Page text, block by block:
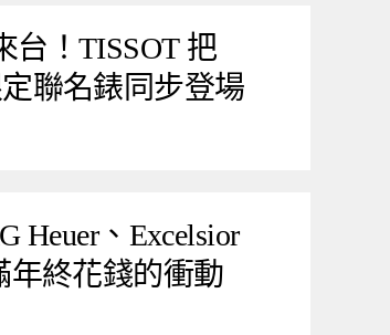
台！TISSOT 把
聯名錶同步登場
Heuer、Excelsior
年終花錢的衝動